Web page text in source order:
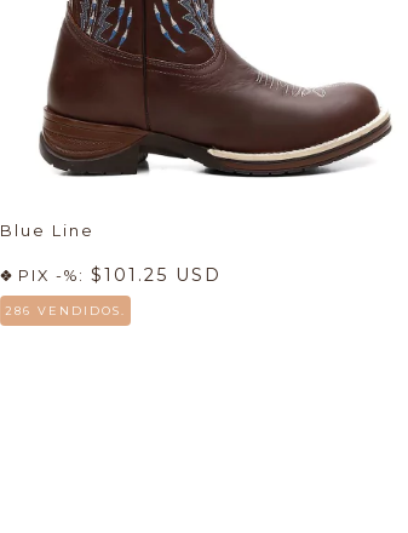
Blue Line
PIX -%: $101.25 USD
286 VENDIDOS.